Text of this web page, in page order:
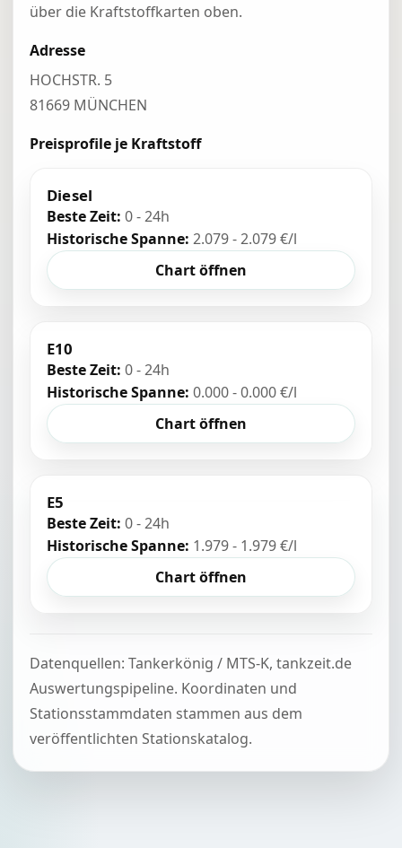
über die Kraftstoffkarten oben.
Adresse
HOCHSTR. 5
81669 MÜNCHEN
Preisprofile je Kraftstoff
Diesel
Beste Zeit: 0 - 24h
Historische Spanne: 2.079 - 2.079 €/l
Chart öffnen
E10
Beste Zeit: 0 - 24h
Historische Spanne: 0.000 - 0.000 €/l
Chart öffnen
E5
Beste Zeit: 0 - 24h
Historische Spanne: 1.979 - 1.979 €/l
Chart öffnen
Datenquellen: Tankerkönig / MTS-K, tankzeit.de
Auswertungspipeline. Koordinaten und
Stationsstammdaten stammen aus dem
veröffentlichten Stationskatalog.